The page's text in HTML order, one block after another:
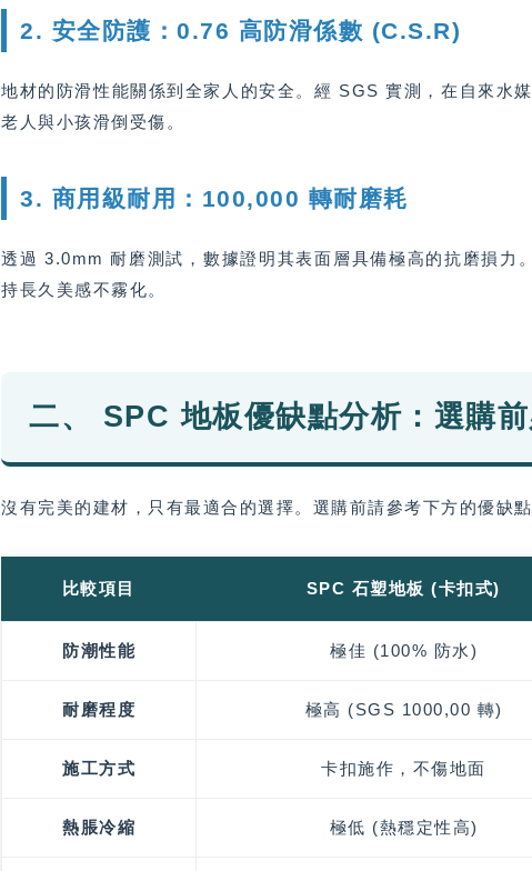
2. 安全防護：0.76 高防滑係數 (C.S.R)
地材的防滑性能關係到全家人的安全。經 SGS 實測，在自來水
老人與小孩滑倒受傷。
3. 商用級耐用：100,000 轉耐磨耗
透過 3.0mm 耐磨測試，數據證明其表面層具備極高的抗磨損力
持長久美感不霧化。
二、 SPC 地板優缺點分析：選購
沒有完美的建材，只有最適合的選擇。選購前請參考下方的優缺點
比較項目 SPC 石塑地板 (卡扣式)
防潮性能 極佳 (100% 防水)
耐磨程度 極高 (SGS 1000,00 轉)
施工方式 卡扣施作，不傷地面
熱脹冷縮 極低 (熱穩定性高)